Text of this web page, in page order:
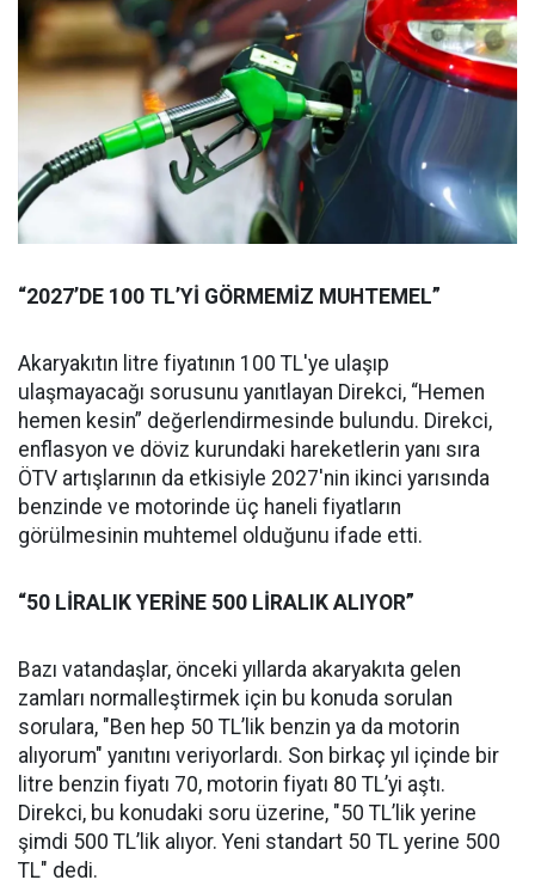
“2027’DE 100 TL’Yİ GÖRMEMİZ MUHTEMEL”
Akaryakıtın litre fiyatının 100 TL'ye ulaşıp
ulaşmayacağı sorusunu yanıtlayan Direkci, “Hemen
hemen kesin” değerlendirmesinde bulundu. Direkci,
enflasyon ve döviz kurundaki hareketlerin yanı sıra
ÖTV artışlarının da etkisiyle 2027'nin ikinci yarısında
benzinde ve motorinde üç haneli fiyatların
görülmesinin muhtemel olduğunu ifade etti.
“50 LİRALIK YERİNE 500 LİRALIK ALIYOR”
Bazı vatandaşlar, önceki yıllarda akaryakıta gelen
zamları normalleştirmek için bu konuda sorulan
sorulara, "Ben hep 50 TL’lik benzin ya da motorin
alıyorum" yanıtını veriyorlardı. Son birkaç yıl içinde bir
litre benzin fiyatı 70, motorin fiyatı 80 TL’yi aştı.
Direkci, bu konudaki soru üzerine, "50 TL’lik yerine
şimdi 500 TL’lik alıyor. Yeni standart 50 TL yerine 500
TL" dedi.